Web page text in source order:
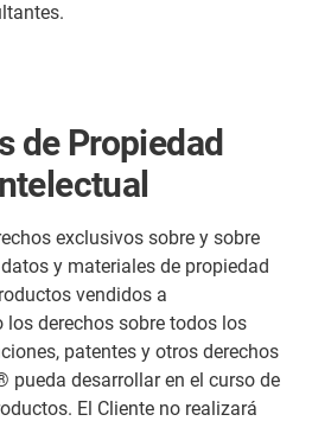
de Propiedad
exclusivos sobre y sobre
y materiales de propiedad
vendidos a
derechos sobre todos los
patentes y otros derechos
pueda desarrollar en el curso de
El Cliente no realizará